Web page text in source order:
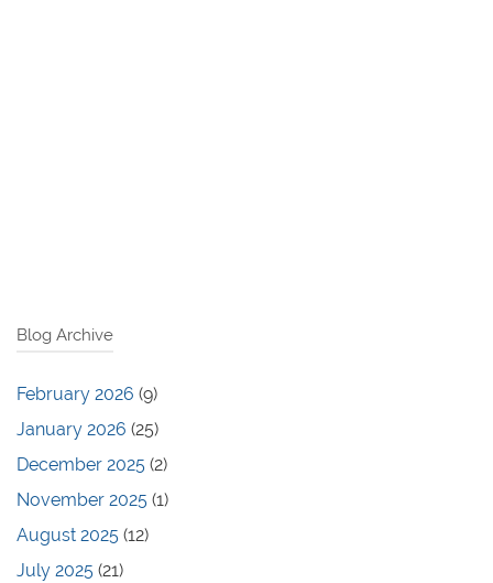
Blog Archive
February 2026 (9)
January 2026 (25)
December 2025 (2)
November 2025 (1)
August 2025 (12)
July 2025 (21)